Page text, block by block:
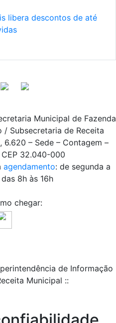
libera descontos de até
Municipal de Fazenda
/ Subsecretaria de Receita
6.620 – Sede – Contagem –
CEP 32.040-000
agendamento: de segunda a
8h às 16h
chegar:
de Informação
Municipal ::